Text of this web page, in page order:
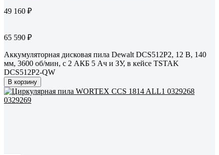
49 160 ₽
65 590 ₽
Аккумуляторная дисковая пила Dewalt DCS512P2, 12 В, 140
мм, 3600 об/мин, с 2 АКБ 5 Ач и ЗУ, в кейсе TSTAK
DCS512P2-QW
В корзину